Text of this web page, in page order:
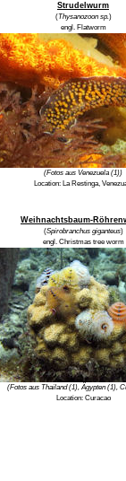
Strudelwurm
(Thysanozoon sp.)
engl. Flatworm
(Fotos aus Venezuela (1))
Location: La Restinga,
Weihnachtsbaum-
(Spirobranchus giganteus)
engl. Christmas tree worm
(Fotos aus Thailand (1), Ägypten (1),
Location: Curacao